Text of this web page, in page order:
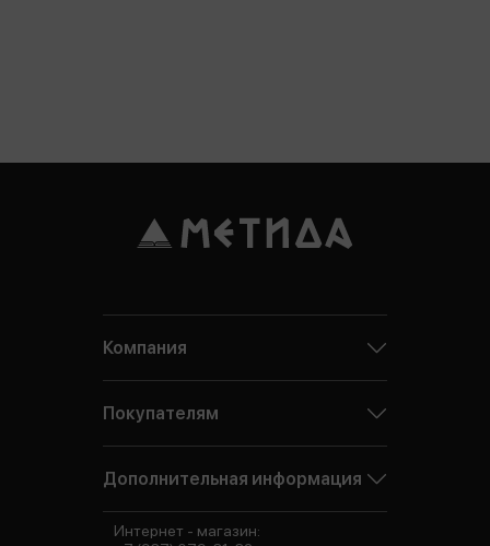
Компания
Покупателям
Дополнительная информация
Интернет - магазин: